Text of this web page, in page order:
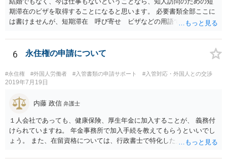
期滞在のビザを取得することになると思います。 必要書類全部ここに
は書けませんが、短期滞在 呼び寄せ ビザなどの用語で検索すると
す。 それらを揃えて、イランにある日本大使館ににビザを申請するこ
とになります。 期間は通常９０日、３０日、あるいは１５日ですが、
今はコロナもあり刻々と状況が変わっているので、事前に外務省や大
使館に問い合わせたほうがいいかもしれません。ネットでの情報収集
もしたほうがいいと思います
6 永住権の申請について
#永住権 #外国人労働者 #入管書類の申請サポート #入管対応・外国人との交渉
2019年7月19日
内藤 政信 弁護士
１人会社であっても、健康保険、厚生年金に加入することが、 義務付
けられていますね。 年金事務所で加入手続を教えてもらうといいでし
ょう。 また、在留資格については、行政書士で特化した人が何人も い
人は少ないですね。